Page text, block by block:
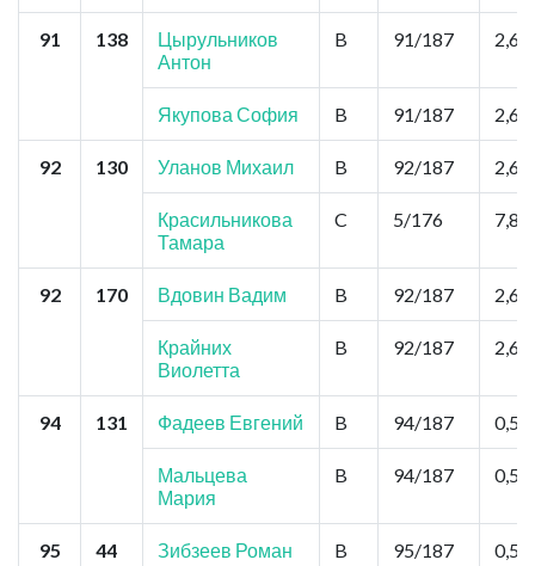
91 138
Цырульников
Антон
B 91/187 2,6
Якупова София B 91/187 2,6
92 130 Уланов Михаил B 92/187 2,6
Красильникова
Тамара
C 5/176 7,8
92 170 Вдовин Вадим B 92/187 2,6
Крайних
Виолетта
B 92/187 2,6
94 131 Фадеев Евгений B 94/187 0,52
Мальцева
Мария
B 94/187 0,52
95 44 Зибзеев Роман B 95/187 0,52